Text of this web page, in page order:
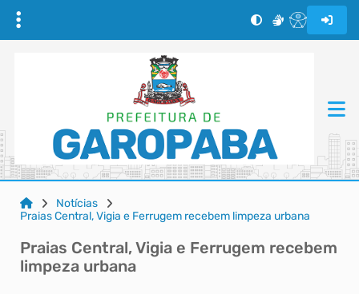
Notícias
Praias Central, Vigia e Ferrugem recebem limpeza urbana
Praias Central, Vigia e Ferrugem recebem
limpeza urbana